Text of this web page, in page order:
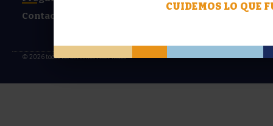
Contacto
© 2026 todos los derechos reservados
CUIDEMOS LO QUE